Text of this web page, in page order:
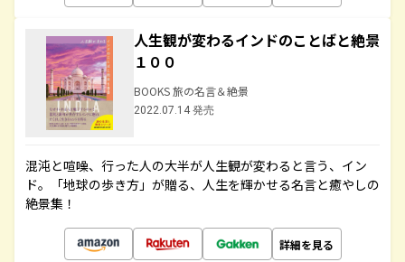
人生観が変わるインドのことばと絶景
１００
BOOKS 旅の名言＆絶景
2022.07.14 発売
混沌と喧噪、行った人の大半が人生観が変わると言う、イン
ド。「地球の歩き方」が贈る、人生を輝かせる名言と癒やしの
絶景集！
詳細を見る